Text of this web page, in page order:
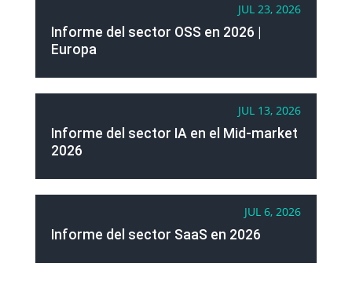
JUL 23, 2026
Informe del sector OSS en 2026 |
Europa
JUL 13, 2026
Informe del sector IA en el Mid-market
2026
JUL 6, 2026
Informe del sector SaaS en 2026